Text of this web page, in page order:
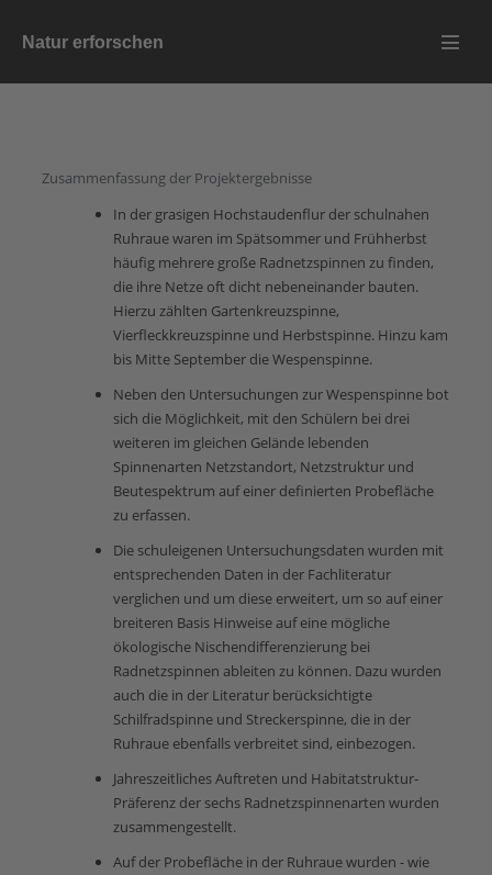
InhaltNatur erforschen
Zusammenfassung der Projektergebnisse
In der grasigen Hochstaudenflur der schulnahen
Ruhraue waren im Spätsommer und Frühherbst
häufig mehrere große Radnetzspinnen zu finden,
die ihre Netze oft dicht nebeneinander bauten.
Hierzu zählten Gartenkreuzspinne,
Vierfleckkreuzspinne und Herbstspinne. Hinzu kam
bis Mitte September die Wespenspinne.
Neben den Untersuchungen zur Wespenspinne bot
sich die Möglichkeit, mit den Schülern bei drei
weiteren im gleichen Gelände lebenden
Spinnenarten Netzstandort, Netzstruktur und
Beutespektrum auf einer definierten Probefläche
zu erfassen.
Die schuleigenen Untersuchungsdaten wurden mit
entsprechenden Daten in der Fachliteratur
verglichen und um diese erweitert, um so auf einer
breiteren Basis Hinweise auf eine mögliche
ökologische Nischendifferenzierung bei
Radnetzspinnen ableiten zu können. Dazu wurden
auch die in der Literatur berücksichtigte
Schilfradspinne und Streckerspinne, die in der
Ruhraue ebenfalls verbreitet sind, einbezogen.
Jahreszeitliches Auftreten und Habitatstruktur-
Präferenz der sechs Radnetzspinnenarten wurden
zusammengestellt.
Auf der Probefläche in der Ruhraue wurden - wie